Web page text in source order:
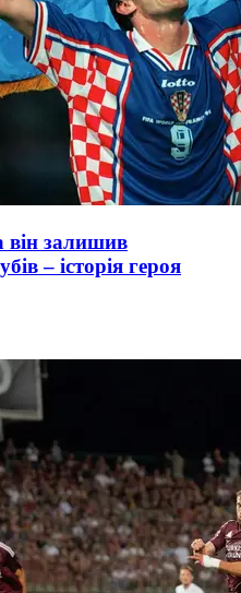
він залишив
– історія героя